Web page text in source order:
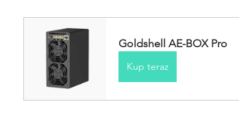
Goldshell AE-BOX Pro
Kup teraz